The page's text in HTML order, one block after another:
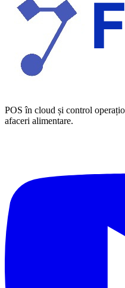
POS în cloud și control
afaceri alimentare.